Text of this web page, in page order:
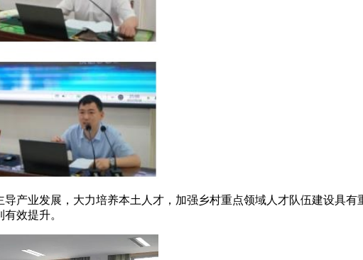
业发展，大力培养本土人才，加强乡村重点领域人才队伍建设具有
效提升。